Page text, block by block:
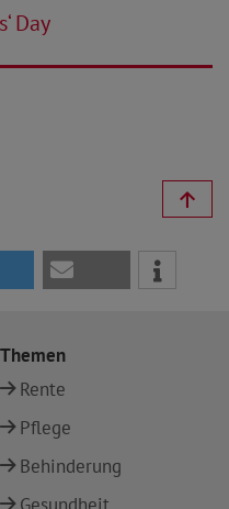
Day
Themen
Rente
Pflege
Behinderung